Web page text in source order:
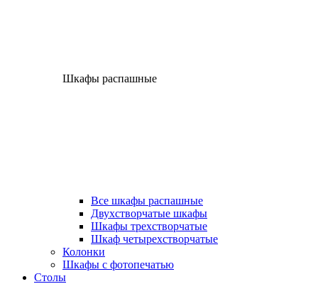
Шкафы распашные
Все шкафы распашные
Двухстворчатые шкафы
Шкафы трехстворчатые
Шкаф четырехстворчатые
Колонки
Шкафы с фотопечатью
Столы